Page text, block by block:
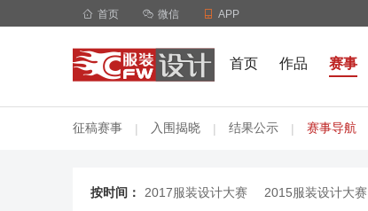
 首页  微信  APP
首页 作品 赛事
征稿赛事 | 入围揭晓 | 结果公示 | 赛事导航
按时间： 2017服装设计大赛 2015服装设计大赛